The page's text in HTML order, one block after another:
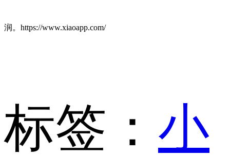
润。https://www.xiaoapp.com/
标签： 小